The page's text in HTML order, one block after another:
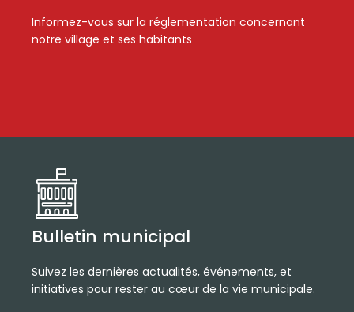
Informez-vous sur la réglementation concernant
notre village et ses habitants
Bulletin municipal
Suivez les dernières actualités, événements, et
initiatives pour rester au cœur de la vie municipale.